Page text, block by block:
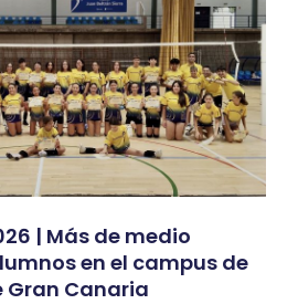
| Más de medio
en el campus de
Gran Canaria